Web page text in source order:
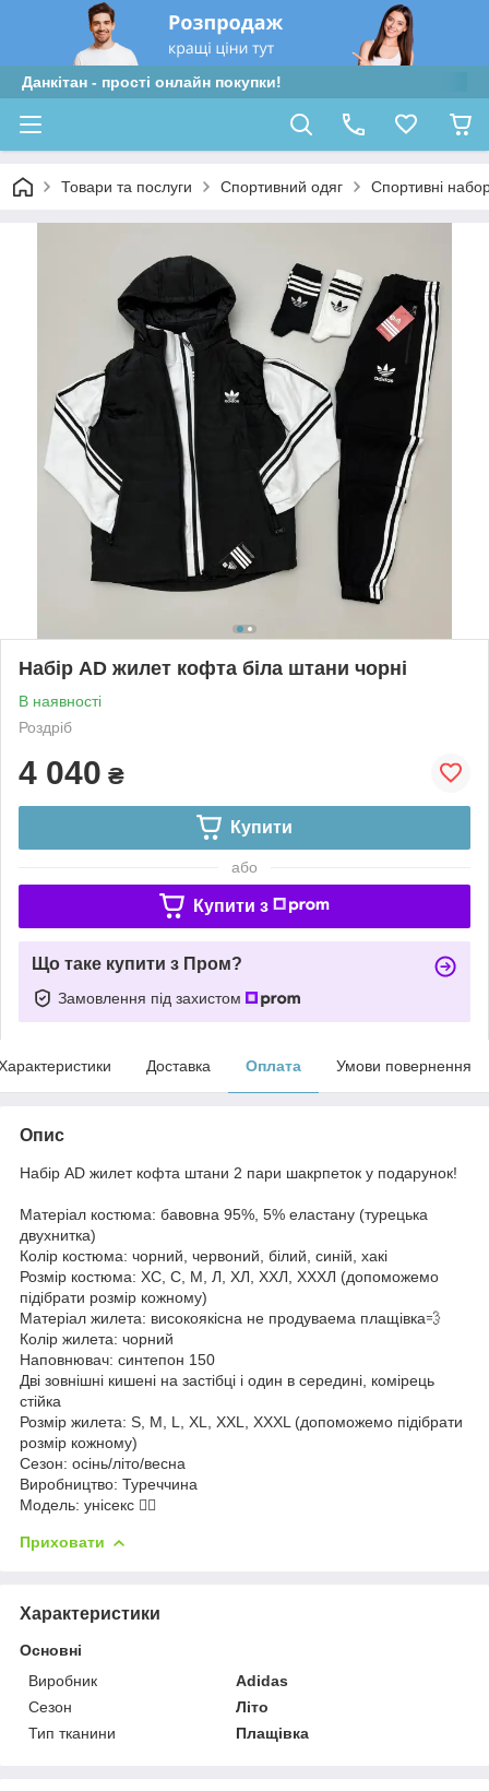
Данкітан - прості онлайн покупки!
Товари та послуги Спортивний одяг Спортивні
Набір AD жилет кофта біла штани чорні
В наявності
Роздріб
4 040 ₴
Купити
або
Купити з
Що таке купити з Пром?
Замовлення під захистом
Доставка Оплата Умови повернення
Опис
Набір AD жилет кофта штани 2 пари шакрпеток у подарунок!
Матеріал костюма: бавовна 95%, 5% еластану (турецька
двухнитка)
Колір костюма: чорний, червоний, білий, синій, хакі
Розмір костюма: ХС, С, М, Л, ХЛ, ХХЛ, ХХХЛ (допоможемо
підібрати розмір кожному)
Матеріал жилета: високоякісна не продуваема плащівка💨
Колір жилета: чорний
Наповнювач: синтепон 150
Дві зовнішні кишені на застібці і один в середині, комірець
стійка
Розмір жилета: S, M, L, XL, XXL, XXXL (допоможемо підібрати
розмір кожному)
Сезон: осінь/літо/весна
Виробництво: Туреччина
Модель: унісекс ☝🏻
Приховати
Характеристики
Основні
Виробник
Adidas
Сезон
Літо
Тип тканини
Плащівка